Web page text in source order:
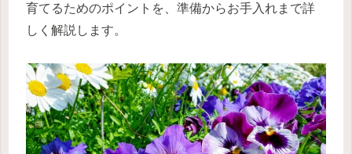
育てるためのポイントを、準備からお手入れまで詳
しく解説します。